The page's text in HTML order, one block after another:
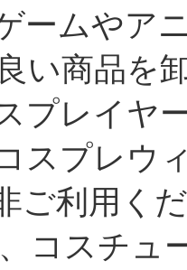
ームやア
い商品を
プレイヤ
スプレウ
ご利用く
コスチュ